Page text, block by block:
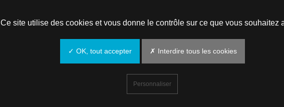
Ce site utilise des cookies et vous donne le contrôle sur ce que vous souhaitez
✓ OK, tout accepter ✗ Interdire tous les cookies
Personnaliser